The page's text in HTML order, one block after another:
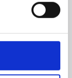
det passer bedst